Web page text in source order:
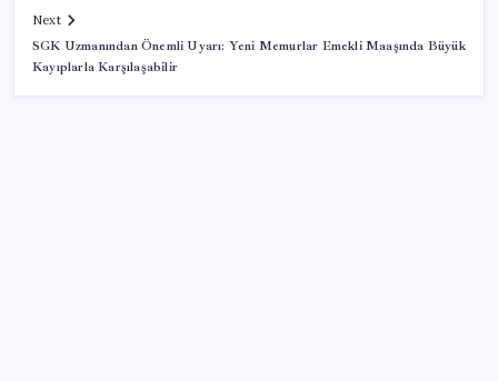
Next
SGK Uzmanından Önemli Uyarı: Yeni Memurlar Emekli Maaşında Büyük
Kayıplarla Karşılaşabilir